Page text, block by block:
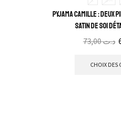
Pyjama Camille : Deux
satin de soi
د.ت73,00
CHOIX DES